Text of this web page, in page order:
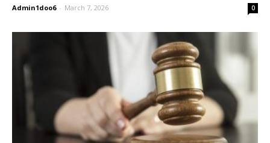
Admin1doo6 - March 7, 2026 0